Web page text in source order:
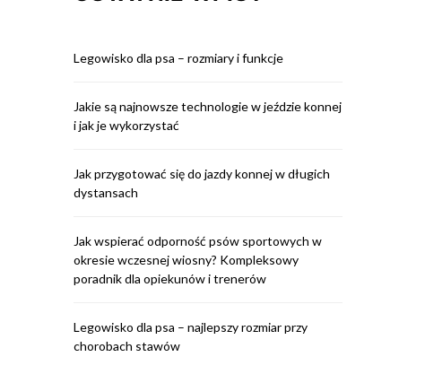
Legowisko dla psa – rozmiary i funkcje
Jakie są najnowsze technologie w jeździe konnej
i jak je wykorzystać
Jak przygotować się do jazdy konnej w długich
dystansach
Jak wspierać odporność psów sportowych w
okresie wczesnej wiosny? Kompleksowy
poradnik dla opiekunów i trenerów
Legowisko dla psa – najlepszy rozmiar przy
chorobach stawów